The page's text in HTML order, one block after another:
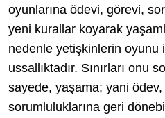
oyunlarına ödevi, görevi,
yeni kurallar koyarak
nedenle yetişkinlerin oyunu
ussallıktadır. Sınırları onu
sayede, yaşama; yani
sorumluluklarına geri